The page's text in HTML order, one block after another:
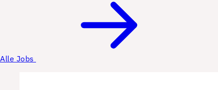
Alle Jobs